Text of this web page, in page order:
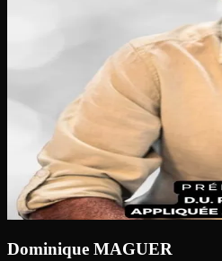
Dominique MAGUER